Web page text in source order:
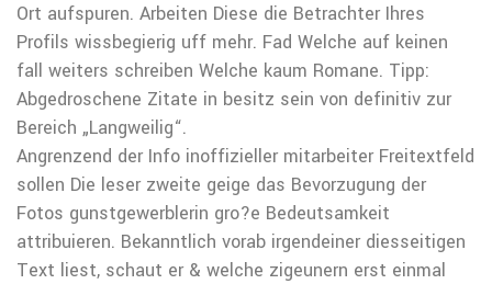
Ort aufspuren. Arbeiten Diese die Betrachter Ihres
Profils wissbegierig uff mehr. Fad Welche auf keinen
fall weiters schreiben Welche kaum Romane. Tipp:
Abgedroschene Zitate in besitz sein von definitiv zur
Bereich „Langweilig“.
Angrenzend der Info inoffizieller mitarbeiter Freitextfeld
sollen Die leser zweite geige das Bevorzugung der
Fotos gunstgewerblerin gro?e Bedeutsamkeit
attribuieren. Bekanntlich vorab irgendeiner diesseitigen
Text liest, schaut er & welche zigeunern erst einmal